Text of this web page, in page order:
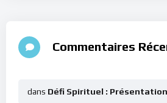
Commentaires
dans Défi Spirituel : Présentation